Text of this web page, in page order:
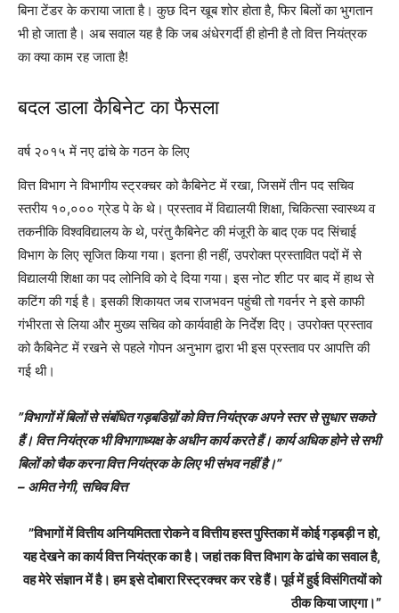
बिना टेंडर के कराया जाता है। कुछ दिन खूब शोर होता है, फिर बिलों का भुगतान
भी हो जाता है। अब सवाल यह है कि जब अंधेरगर्दी ही होनी है तो वित्त नियंत्रक
का क्या काम रह जाता है!
बदल डाला कैबिनेट का फैसला
वर्ष २०१५ में नए ढांचे के गठन के लिए
वित्त विभाग ने विभागीय स्ट्रक्चर को कैबिनेट में रखा, जिसमें तीन पद सचिव
स्तरीय १०,००० ग्रेड पे के थे। प्रस्ताव में विद्यालयी शिक्षा, चिकित्सा स्वास्थ्य व
तकनीकि विश्वविद्यालय के थे, परंतु कैबिनेट की मंजूरी के बाद एक पद सिंचाई
विभाग के लिए सृजित किया गया। इतना ही नहीं, उपरोक्त प्रस्तावित पदों में से
विद्यालयी शिक्षा का पद लोनिवि को दे दिया गया। इस नोट शीट पर बाद में हाथ से
कटिंग की गई है। इसकी शिकायत जब राजभवन पहुंची तो गवर्नर ने इसे काफी
गंभीरता से लिया और मुख्य सचिव को कार्यवाही के निर्देश दिए। उपरोक्त प्रस्ताव
को कैबिनेट में रखने से पहले गोपन अनुभाग द्वारा भी इस प्रस्ताव पर आपत्ति की
गई थी।
”विभागों में बिलों से संबंधित गड़बडिय़ों को वित्त नियंत्रक अपने स्तर से सुधार सकते
हैं। वित्त नियंत्रक भी विभागाध्यक्ष के अधीन कार्य करते हैं। कार्य अधिक होने से सभी
बिलों को चैक करना वित्त नियंत्रक के लिए भी संभव नहीं है।”
– अमित नेगी, सचिव वित्त
”विभागों में वित्तीय अनियमितता रोकने व वित्तीय हस्त पुस्तिका में कोई गड़बड़ी न हो,
यह देखने का कार्य वित्त नियंत्रक का है। जहां तक वित्त विभाग के ढांचे का सवाल है,
वह मेरे संज्ञान में है। हम इसे दोबारा रिस्ट्रक्चर कर रहे हैं। पूर्व में हुई विसंगितयों को
ठीक किया जाएगा।”